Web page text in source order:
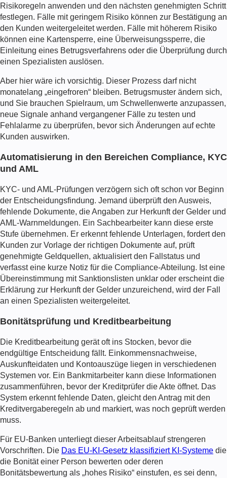
Risikoregeln anwenden und den nächsten genehmigten Schritt
festlegen. Fälle mit geringem Risiko können zur Bestätigung an
den Kunden weitergeleitet werden. Fälle mit höherem Risiko
können eine Kartensperre, eine Überweisungssperre, die
Einleitung eines Betrugsverfahrens oder die Überprüfung durch
einen Spezialisten auslösen.
Aber hier wäre ich vorsichtig. Dieser Prozess darf nicht
monatelang „eingefroren“ bleiben. Betrugsmuster ändern sich,
und Sie brauchen Spielraum, um Schwellenwerte anzupassen,
neue Signale anhand vergangener Fälle zu testen und
Fehlalarme zu überprüfen, bevor sich Änderungen auf echte
Kunden auswirken.
Automatisierung in den Bereichen Compliance, KYC
und AML
KYC- und AML-Prüfungen verzögern sich oft schon vor Beginn
der Entscheidungsfindung. Jemand überprüft den Ausweis,
fehlende Dokumente, die Angaben zur Herkunft der Gelder und
AML-Warnmeldungen. Ein Sachbearbeiter kann diese erste
Stufe übernehmen. Er erkennt fehlende Unterlagen, fordert den
Kunden zur Vorlage der richtigen Dokumente auf, prüft
genehmigte Geldquellen, aktualisiert den Fallstatus und
verfasst eine kurze Notiz für die Compliance-Abteilung. Ist eine
Übereinstimmung mit Sanktionslisten unklar oder erscheint die
Erklärung zur Herkunft der Gelder unzureichend, wird der Fall
an einen Spezialisten weitergeleitet.
Bonitätsprüfung und Kreditbearbeitung
Die Kreditbearbeitung gerät oft ins Stocken, bevor die
endgültige Entscheidung fällt. Einkommensnachweise,
Auskunfteidaten und Kontoauszüge liegen in verschiedenen
Systemen vor. Ein Bankmitarbeiter kann diese Informationen
zusammenführen, bevor der Kreditprüfer die Akte öffnet. Das
System erkennt fehlende Daten, gleicht den Antrag mit den
Kreditvergaberegeln ab und markiert, was noch geprüft werden
muss.
Für EU-Banken unterliegt dieser Arbeitsablauf strengeren
Vorschriften. Die Das EU-KI-Gesetz klassifiziert KI-Systeme die
die Bonität einer Person bewerten oder deren
Bonitätsbewertung als „hohes Risiko“ einstufen, es sei denn,